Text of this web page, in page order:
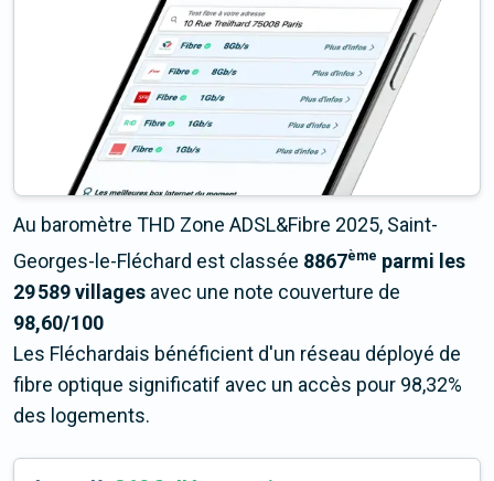
Au baromètre THD Zone ADSL&Fibre 2025, Saint-
Georges-le-Fléchard est classée 8867ème parmi les
29 589 villages avec une note couverture de
98,60/100
Les Fléchardais bénéficient d'un réseau déployé de
fibre optique significatif avec un accès pour 98,32%
des logements.